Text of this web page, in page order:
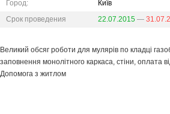
Город:
Київ
Срок проведения
22.07.2015 —
Великий обсяг роботи для мулярів по кладці
заповнення монолітного каркаса, стіни, оплата
Допомога з житлом